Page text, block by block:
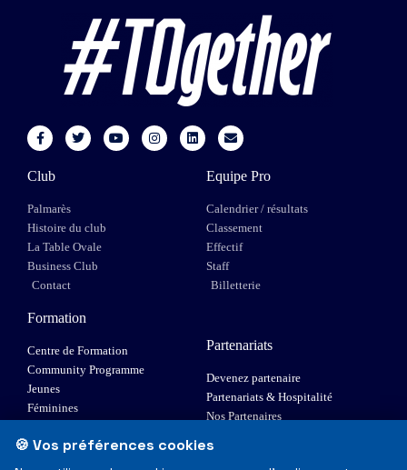
Club
Palmarès
Histoire du club
La Table Ovale
Business Club
Contact
Equipe Pro
Calendrier / résultats
Classement
Effectif
Staff
Billetterie
Formation
Centre de Formation
Community Programme
Jeunes
Féminines
Elite 1
Partenariats
Devenez partenaire
Partenariats & Hospitalité
Nos Partenaires
🍪 Vos préférences cookies